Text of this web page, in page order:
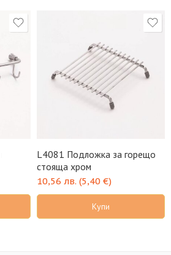
L4081 Подложка за горещо
стояща хром
10,56 лв. (5,40 €)
Купи